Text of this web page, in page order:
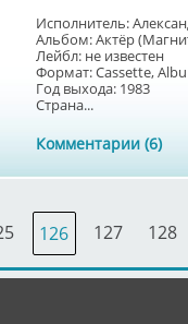
Исполнитель:
Альбом: Актёр
Лейбл: не известен
Формат: Cassette,
Год выхода: 1983
Страна...
Комментарии (6)
126 127 128